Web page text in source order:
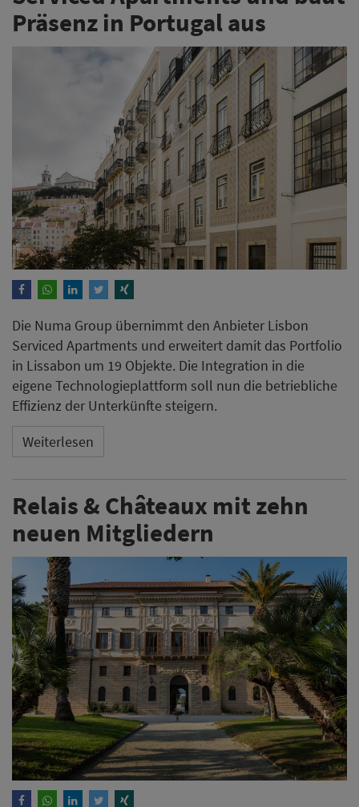
Präsenz in Portugal aus
Die Numa Group übernimmt den Anbieter Lisbon
Serviced Apartments und erweitert damit das Portfolio
in Lissabon um 19 Objekte. Die Integration in die
eigene Technologieplattform soll nun die betriebliche
Effizienz der Unterkünfte steigern.
Weiterlesen
Relais & Châteaux mit zehn
neuen Mitgliedern